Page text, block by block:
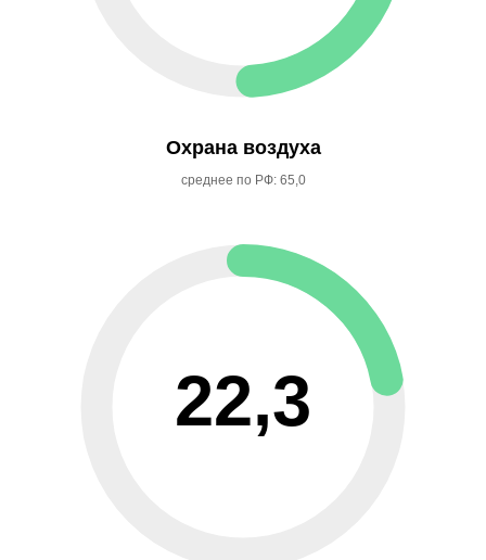
Охрана воздуха
среднее по РФ: 65,0
22,3